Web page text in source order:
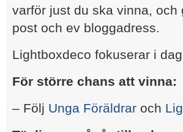
varför just du ska vinna,
post och ev bloggadress.
Lightboxdeco fokuserar i
För större chans att vinna:
– Följ Unga Föräldrar och